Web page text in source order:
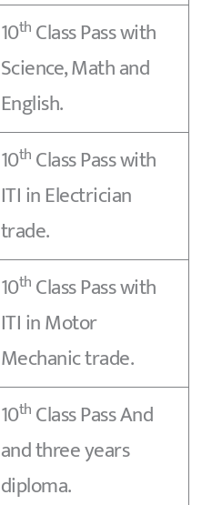
10th Class Pass with
Science, Math and
English.
10th Class Pass with
ITI in Electrician
trade.
10th Class Pass with
ITI in Motor
Mechanic trade.
10th Class Pass And
and three years
diploma.